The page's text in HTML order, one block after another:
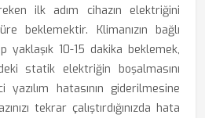
ilk adım cihazın elektriğini
beklemektir. Klimanızın bağlı
yaklaşık 10-15 dakika beklemek,
statik elektriğin boşalmasını
hatasının giderilmesine
tekrar çalıştırdığınızda hata